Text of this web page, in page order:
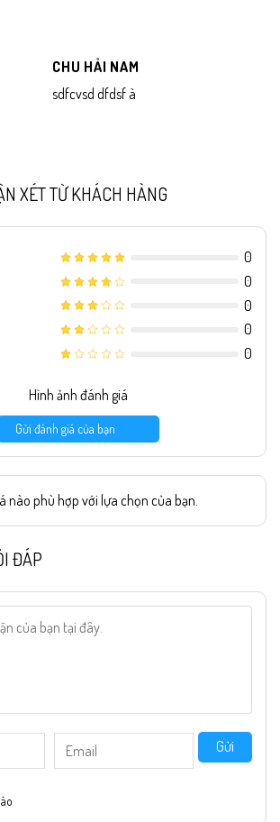
CHU HẢI NAM
sdfcvsd dfdsf à
XÉT TỪ KHÁCH HÀNG
0
0
0
0
0
Hình ảnh đánh giá
Gửi đánh giá của bạn
nào phù hợp với lựa chọn của bạn.
ĐÁP
Gửi